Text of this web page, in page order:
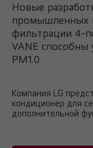
Новые
промышленных
фильтрации 4-
VANE способны
PM1.0
Компания LG
кондиционер для
дополнительной